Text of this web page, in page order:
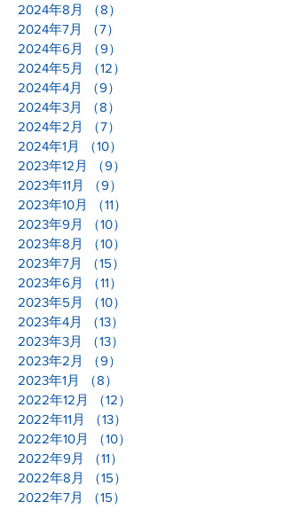
2024年8月
（8）
2024年7月
（7）
2024年6月
（9）
2024年5月
（12）
2024年4月
（9）
2024年3月
（8）
2024年2月
（7）
2024年1月
（10）
2023年12月
（9）
2023年11月
（9）
2023年10月
（11）
2023年9月
（10）
2023年8月
（10）
2023年7月
（15）
2023年6月
（11）
2023年5月
（10）
2023年4月
（13）
2023年3月
（13）
2023年2月
（9）
2023年1月
（8）
2022年12月
（12）
2022年11月
（13）
2022年10月
（10）
2022年9月
（11）
2022年8月
（15）
2022年7月
（15）